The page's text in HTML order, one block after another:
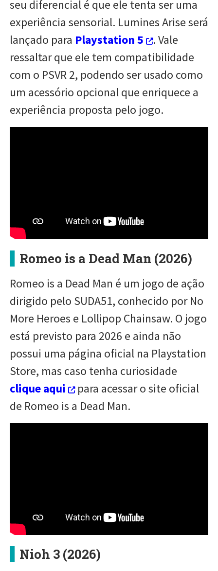
seu diferencial é que ele tenta ser uma
experiência sensorial. Lumines Arise será
lançado para Playstation 5
. Vale
ressaltar que ele tem compatibilidade
com o PSVR 2, podendo ser usado como
um acessório opcional que enriquece a
experiência proposta pelo jogo.
Romeo is a Dead Man (2026)
Romeo is a Dead Man é um jogo de ação
dirigido pelo SUDA51, conhecido por No
More Heroes e Lollipop Chainsaw. O jogo
está previsto para 2026 e ainda não
possui uma página oficial na Playstation
Store, mas caso tenha curiosidade
clique aqui
para acessar o site oficial
de Romeo is a Dead Man.
Nioh 3 (2026)